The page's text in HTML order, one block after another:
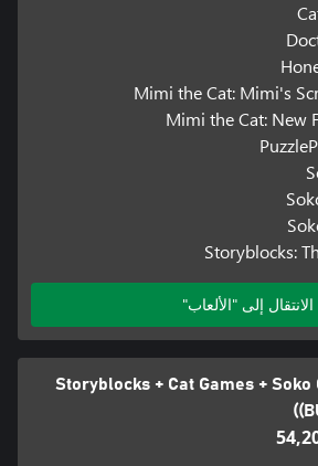
Mimi the Cat: Mimi's
Mimi the Cat: New
Storyblocks:
الانتقال إلى "الألعاب"
Storyblocks + Cat Games + Soko